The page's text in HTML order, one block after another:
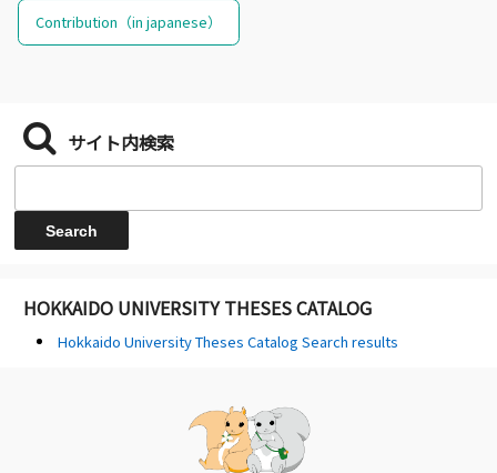
Contribution（in japanese）
サイト内検索
HOKKAIDO UNIVERSITY THESES CATALOG
Hokkaido University Theses Catalog Search results